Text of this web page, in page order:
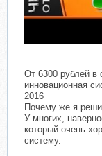
От 6300 рублей в
инновационная
2016
Почему же я
У многих,
который очень
систему.